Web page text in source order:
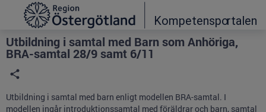
Grade
Portal
Utbildning i samtal med Barn som Anhöriga,
BRA-samtal 28/9 samt 6/11
Utbildning i samtal med barn enligt modellen BRA-samtal. I
modellen ingår introduktionssamtal med föräldrar och barn, samtal